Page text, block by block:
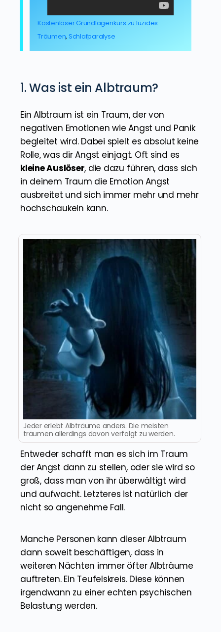
Kostenloser Grundlagenkurs zu luzides
Träumen, Schlafparalyse
1. Was ist ein Albtraum?
Ein Albtraum ist ein Traum, der von
negativen Emotionen wie Angst und Panik
begleitet wird. Dabei spielt es absolut keine
Rolle, was dir Angst einjagt. Oft sind es
kleine Auslöser, die dazu führen, dass sich
in deinem Traum die Emotion Angst
ausbreitet und sich immer mehr und mehr
hochschaukeln kann.
Jeder erlebt Albträume anders. Die meisten
träumen allerdings davon verfolgt zu werden.
Entweder schafft man es sich im Traum
der Angst dann zu stellen, oder sie wird so
groß, dass man von ihr überwältigt wird
und aufwacht. Letzteres ist natürlich der
nicht so angenehme Fall.
Manche Personen kann dieser Albtraum
dann soweit beschäftigen, dass in
weiteren Nächten immer öfter Albträume
auftreten. Ein Teufelskreis. Diese können
irgendwann zu einer echten psychischen
Belastung werden.